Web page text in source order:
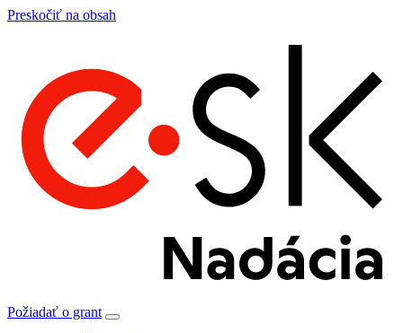
Preskočiť na obsah
Požiadať o grant